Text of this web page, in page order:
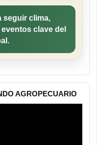
seguir clima,
clave del
AGROPECUARIO